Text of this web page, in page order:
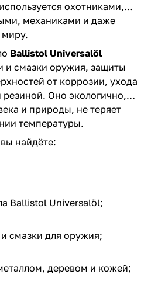
охотниками,
механиками и даже
миру.
Ballistol Universalöl
и смазки оружия, защиты
от коррозии, ухода
Оно экологично,
и природы, не теряет
температуры.
вы найдёте:
Ballistol Universalöl;
смазки для оружия;
деревом и кожей;